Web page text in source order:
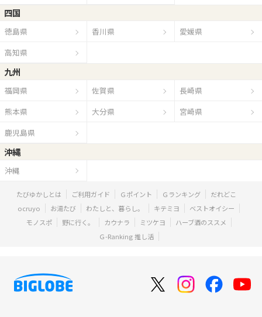
四国
徳島県 香川県
愛媛県
高知県
九州
福岡県 佐賀県
長崎県
熊本県
大分県
宮崎県
鹿児島県
沖縄
沖縄
たびゆかしとは ご利用ガイド Ｇポイント Ｇランキング
だれどこ
ocruyo
お湯たび わたしと、暮らし。 キテミヨ
ベストオイシー
モノスポ
野に行く。 カウナラ ミツケヨ
ハーブ酒のススメ
Ｇ-Ranking 推し活